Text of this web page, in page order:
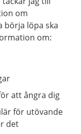
om
börja löpa ska
om:
att ångra dig
för utövande
det